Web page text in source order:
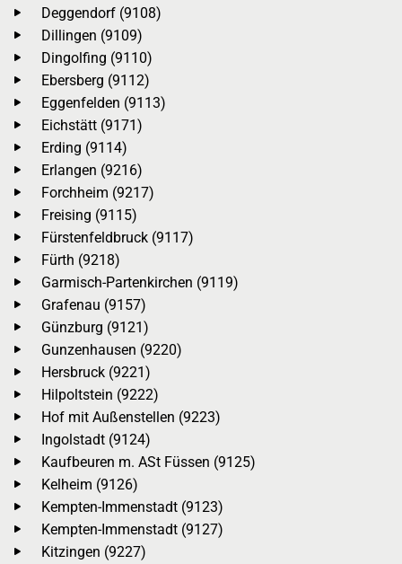
Deggendorf (9108)
Dillingen (9109)
Dingolfing (9110)
Ebersberg (9112)
Eggenfelden (9113)
Eichstätt (9171)
Erding (9114)
Erlangen (9216)
Forchheim (9217)
Freising (9115)
Fürstenfeldbruck (9117)
Fürth (9218)
Garmisch-Partenkirchen (9119)
Grafenau (9157)
Günzburg (9121)
Gunzenhausen (9220)
Hersbruck (9221)
Hilpoltstein (9222)
Hof mit Außenstellen (9223)
Ingolstadt (9124)
Kaufbeuren m. ASt Füssen (9125)
Kelheim (9126)
Kempten-Immenstadt (9123)
Kempten-Immenstadt (9127)
Kitzingen (9227)